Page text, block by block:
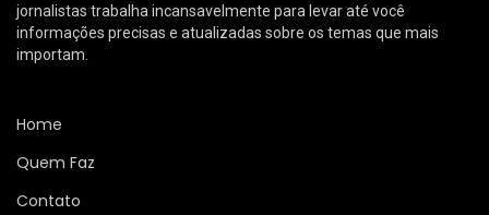
jornalistas trabalha incansavelmente para levar até você
informações precisas e atualizadas sobre os temas que mais
importam.
Home
Quem Faz
Contato